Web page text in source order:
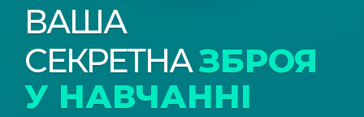
ВАША
СЕКРЕТНАЗБРОЯ
У НАВЧАННІ